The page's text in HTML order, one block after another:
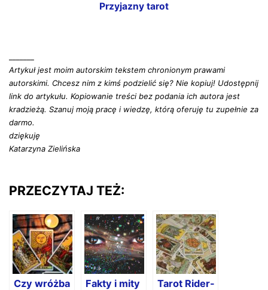
Przyjazny tarot
Artykuł jest moim autorskim tekstem chronionym prawami
autorskimi. Chcesz nim z kimś podzielić się? Nie kopiuj! Udostępnij
link do artykułu. Kopiowanie treści bez podania ich autora jest
kradzieżą. Szanuj moją pracę i wiedzę, którą oferuję tu zupełnie za
darmo.
dziękuję
Katarzyna Zielińska
PRZECZYTAJ TEŻ:
Czy wróżba
Fakty i mity
Tarot Rider-